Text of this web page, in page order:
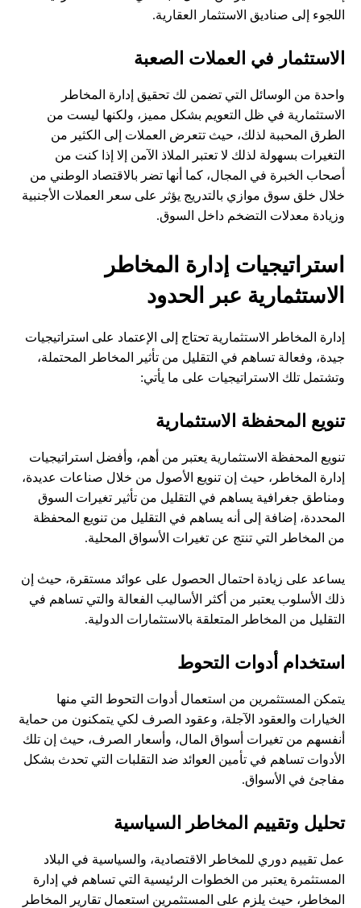
اللجوء إلى صناديق الاستثمار العقارية.
الاستثمار في العملات الصعبة
واحدة من الوسائل التي تضمن لك تحقيق إدارة المخاطر
الاستثمارية في ظل التعويم بشكل مميز، ولكنها ليست من
الطرق المحببة لذلك، حيث تتعرض العملات إلى الكثير من
التغيرات بسهولة لذلك لا تعتبر الملاذ الآمن إلا إذا كنت من
أصحاب الخبرة في المجال، كما أنها تضر بالاقتصاد الوطني من
خلال خلق سوق موازي بالتدريج يؤثر على سعر العملات الأجنبية
وزيادة معدلات التضخم داخل السوق.
استراتيجيات إدارة المخاطر
الاستثمارية عبر الحدود
إدارة المخاطر الاستثمارية تحتاج إلى الإعتماد على استراتيجيات
جيدة، وفعالة تساهم في التقليل من تأثير المخاطر المحتملة،
وتشتمل تلك الاستراتيجيات على ما يأتي:
تنويع المحفظة الاستثمارية
تنويع المحفظة الاستثمارية يعتبر من أهم، وأفضل استراتيجيات
إدارة المخاطر، حيث إن تنويع الأصول من خلال صناعات عديدة،
ومناطق جغرافية يساهم في التقليل من تأثير تغيرات السوق
المحددة، إضافة إلى أنه يساهم في التقليل من تنويع المحفظة
من المخاطر التي تنتج عن تغيرات الأسواق المحلية.
يساعد على زيادة احتمال الحصول على عوائد مستقرة، حيث إن
ذلك الأسلوب يعتبر من أكثر الأساليب الفعالة والتي تساهم في
التقليل من المخاطر المتعلقة بالاستثمارات الدولية.
استخدام أدوات التحوط
يتمكن المستثمرين من استعمال أدوات التحوط التي منها
الخيارات والعقود الآجلة، وعقود الصرف لكي يتمكنون من حماية
أنفسهم من تغيرات أسواق المال، وأسعار الصرف، حيث إن تلك
الأدوات تساهم في تأمين العوائد ضد التقلبات التي تحدث بشكل
مفاجئ في الأسواق.
تحليل وتقييم المخاطر السياسية
عمل تقييم دوري للمخاطر الاقتصادية، والسياسية في البلاد
المستثمرة يعتبر من الخطوات الرئيسية التي تساهم في إدارة
المخاطر، حيث يلزم على المستثمرين استعمال تقارير المخاطر